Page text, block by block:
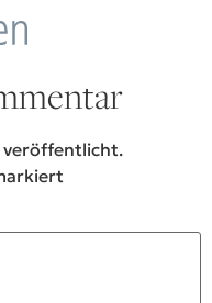
veröffentlicht.